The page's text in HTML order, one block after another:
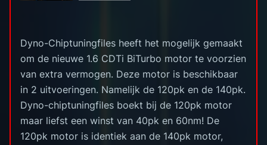
Dyno-Chiptuningfiles heeft het mogelijk gemaakt
om de nieuwe 1.6 CDTi BiTurbo motor te voorzien
van extra vermogen. Deze motor is beschikbaar
in 2 uitvoeringen. Namelijk de 120pk en de 140pk.
Dyno-chiptuningfiles boekt bij de 120pk motor
maar liefst een winst van 40pk en 60nm! De
120pk motor is identiek aan de 140pk motor,